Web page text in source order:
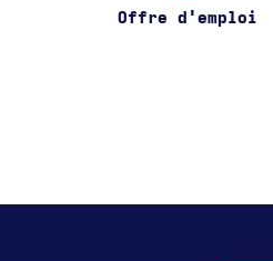
Offre d'emploi